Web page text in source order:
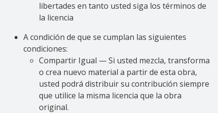
libertades en tanto usted siga los términos de
la licencia
A condición de que se cumplan las siguientes
condiciones:
Compartir Igual — Si usted mezcla, transforma
o crea nuevo material a partir de esta obra,
usted podrá distribuir su contribución siempre
que utilice la misma licencia que la obra
original.